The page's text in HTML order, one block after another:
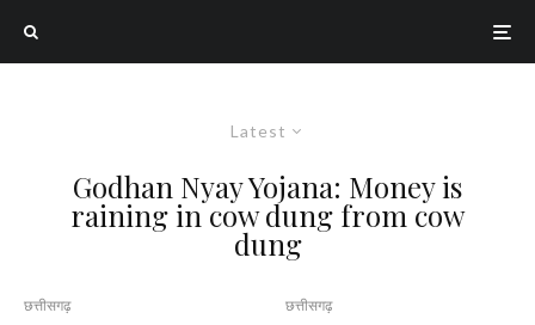
Latest
Godhan Nyay Yojana: Money is
raining in cow dung from cow
dung
छत्तीसगढ़ छत्तीसगढ़